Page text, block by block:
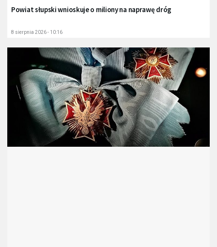
Powiat słupski wnioskuje o miliony na naprawę dróg
8 sierpnia 2026 - 10:16